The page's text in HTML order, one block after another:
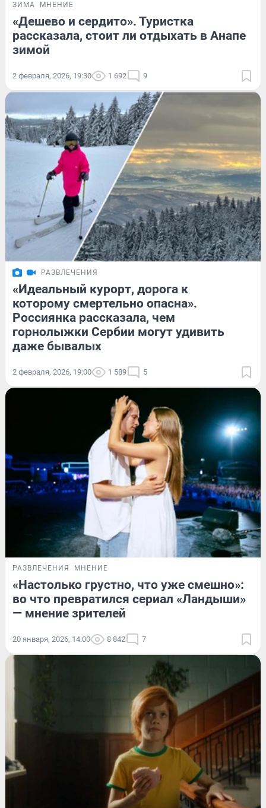
ЗИМА МНЕНИЕ
«Дешево и сердито». Туристка
рассказала, стоит ли отдыхать в Анапе
зимой
2 февраля, 2026, 19:30 1 692 9
РАЗВЛЕЧЕНИЯ
«Идеальный курорт, дорога к
которому смертельно опасна».
Россиянка рассказала, чем
горнолыжки Сербии могут удивить
даже бывалых
2 февраля, 2026, 19:00 1 589 5
РАЗВЛЕЧЕНИЯ МНЕНИЕ
«Настолько грустно, что уже смешно»:
во что превратился сериал «Ландыши»
— мнение зрителей
20 января, 2026, 14:00 8 842 7